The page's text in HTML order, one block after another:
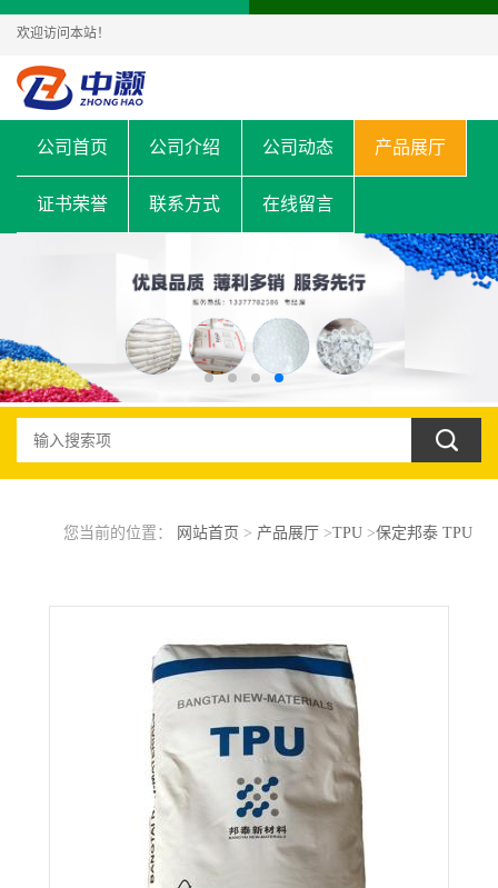
欢迎访问本站！
公司首页 公司介绍 公司动态 产品展厅
证书荣誉 联系方式 在线留言
您当前的位置： 网站首页 > 产品展厅>TPU>保定邦泰 TPU